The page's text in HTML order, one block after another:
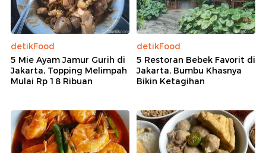
detikFood
5 Mie Ayam Jamur Gurih di
Jakarta, Topping Melimpah
Mulai Rp 18 Ribuan
detikFood
5 Restoran Bebek Favorit di
Jakarta, Bumbu Khasnya
Bikin Ketagihan